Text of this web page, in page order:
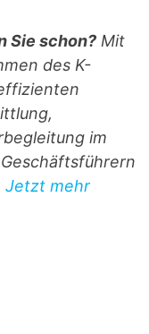
Sie schon? Mit
des K-
im
Jetzt mehr